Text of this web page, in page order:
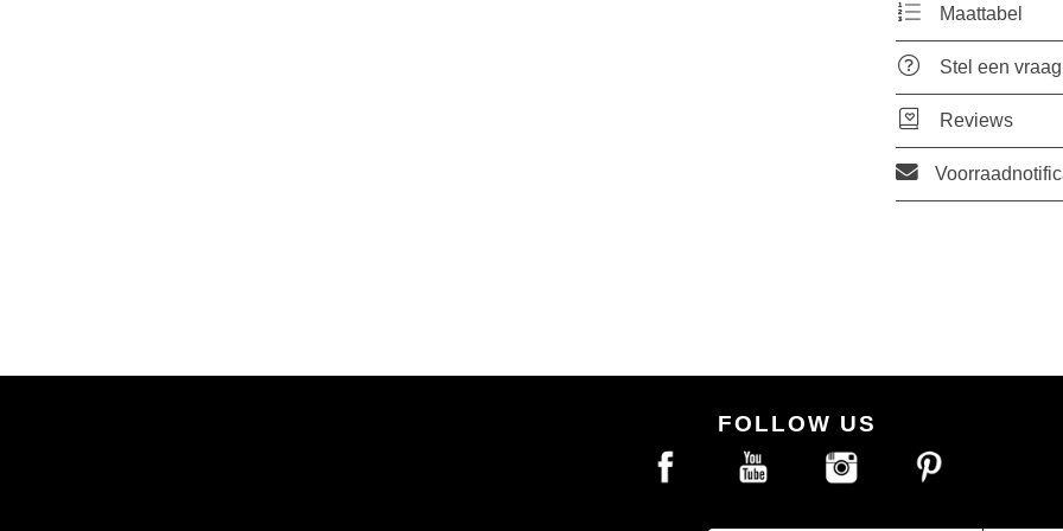
Maattabel
Stel een vraag
Reviews
FOLLOW US